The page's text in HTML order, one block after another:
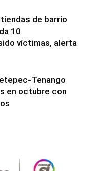
de barrio
10
víctimas, alerta
Tenango
en octubre con